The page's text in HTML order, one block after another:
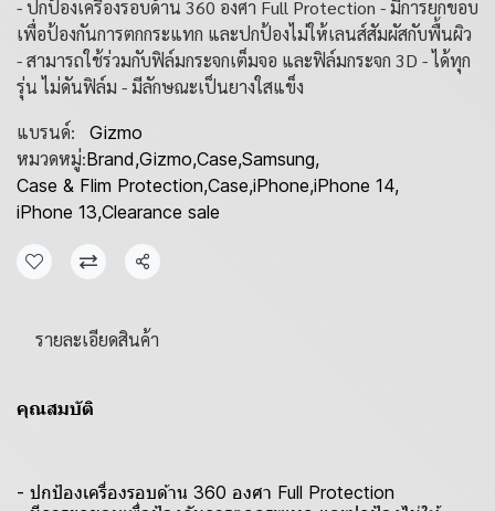
- ปกป้องเครื่องรอบด้าน 360 องศา Full Protection - มีการยกขอบ
เพื่อป้องกันการตกกระแทก และปกป้องไม่ให้เลนส์สัมผัสกับพื้นผิว
- สามารถใช้ร่วมกับฟิล์มกระจกเต็มจอ และฟิล์มกระจก 3D - ได้ทุก
รุ่น ไม่ดันฟิล์ม - มีลักษณะเป็นยางใสแข็ง
แบรนด์:
Gizmo
หมวดหมู่:Brand,Gizmo,Case,Samsung,
Case & Flim Protection,Case,iPhone,iPhone 14,
iPhone 13,Clearance sale
แชร์
รายละเอียดสินค้า
คุณสมบัติ
- ปกป้องเครื่องรอบด้าน 360 องศา Full Protection